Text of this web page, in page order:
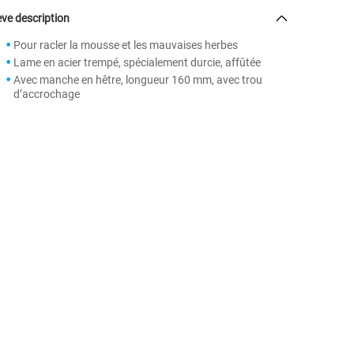
description
Pour racler la mousse et les mauvaises herbes
Lame en acier trempé, spécialement durcie, affûtée
Avec manche en hêtre, longueur 160 mm, avec trou
d’accrochage